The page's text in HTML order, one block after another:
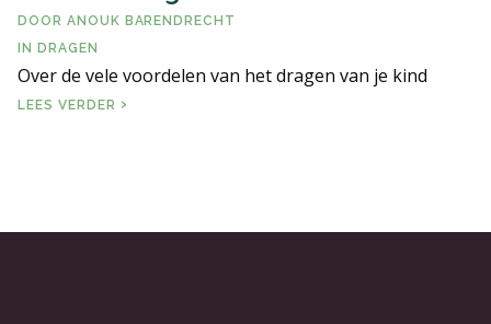
ERVARINGSBLOG
VEELGESTELDE VRAGEN
DOOR ANOUK BARENDRECHT
IN DRAGEN
Over de vele voordelen van het dragen van je kind
LEES VERDER WAAROM DRAGEN?